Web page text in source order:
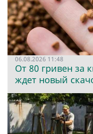
06.08.2026 11:48
От 80 гривен за
ждет новый